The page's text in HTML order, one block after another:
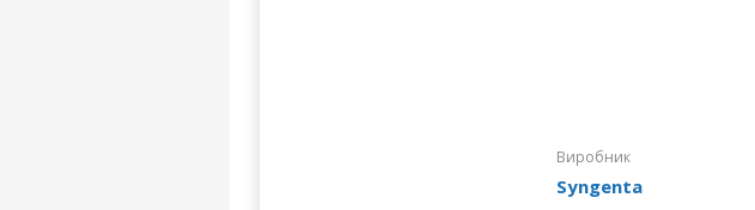
Виробник
Syngenta